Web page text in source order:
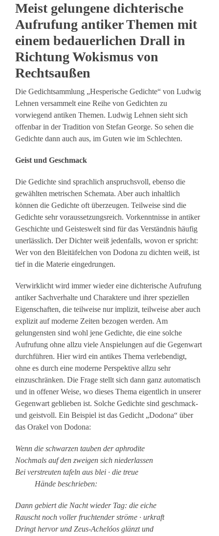
Meist gelungene dichterische
Aufrufung antiker Themen mit
einem bedauerlichen Drall in
Richtung Wokismus von
Rechtsaußen
Die Gedichtsammlung „Hesperische Gedichte“ von Ludwig
Lehnen versammelt eine Reihe von Gedichten zu
vorwiegend antiken Themen. Ludwig Lehnen sieht sich
offenbar in der Tradition von Stefan George. So sehen die
Gedichte dann auch aus, im Guten wie im Schlechten.
Geist und Geschmack
Die Gedichte sind sprachlich anspruchsvoll, ebenso die
gewählten metrischen Schemata. Aber auch inhaltlich
können die Gedichte oft überzeugen. Teilweise sind die
Gedichte sehr voraussetzungsreich. Vorkenntnisse in antiker
Geschichte und Geisteswelt sind für das Verständnis häufig
unerlässlich. Der Dichter weiß jedenfalls, wovon er spricht:
Wer von den Bleitäfelchen von Dodona zu dichten weiß, ist
tief in die Materie eingedrungen.
Verwirklicht wird immer wieder eine dichterische Aufrufung
antiker Sachverhalte und Charaktere und ihrer speziellen
Eigenschaften, die teilweise nur implizit, teilweise aber auch
explizit auf moderne Zeiten bezogen werden. Am
gelungensten sind wohl jene Gedichte, die eine solche
Aufrufung ohne allzu viele Anspielungen auf die Gegenwart
durchführen. Hier wird ein antikes Thema verlebendigt,
ohne es durch eine moderne Perspektive allzu sehr
einzuschränken. Die Frage stellt sich dann ganz automatisch
und in offener Weise, wo dieses Thema eigentlich in unserer
Gegenwart geblieben ist. Solche Gedichte sind geschmack-
und geistvoll. Ein Beispiel ist das Gedicht „Dodona“ über
das Orakel von Dodona:
Wenn die schwarzen tauben der aphrodite
Nochmals auf den zweigen sich niederlassen
Bei verstreuten tafeln aus blei · die treue
Hände beschrieben:
Dann gebiert die Nacht wieder Tag: die eiche
Rauscht noch voller fruchtender ströme · urkraft
Dringt hervor und Zeus-Achelóos glänzt und